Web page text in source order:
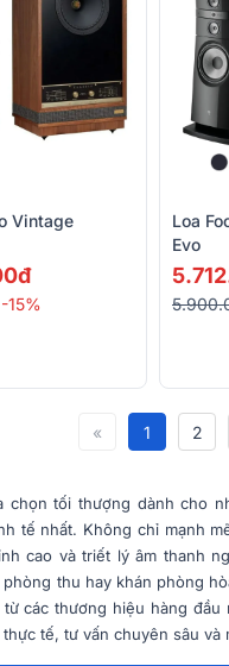
Vintage
-15%
Loa
Evo
« 1 2
chọn tối thượng dành cho
tế nhất. Không chỉ mạnh
cao và triết lý âm thanh
thu hay khán phòng
các thương hiệu hàng
tế, tư vấn chuyên sâu và